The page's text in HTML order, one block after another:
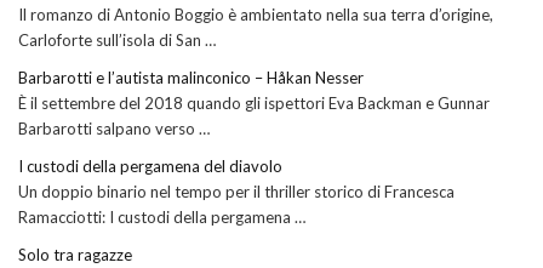
Il romanzo di Antonio Boggio è ambientato nella sua terra d’origine,
Carloforte sull’isola di San …
Barbarotti e l’autista malinconico – Håkan Nesser
È il settembre del 2018 quando gli ispettori Eva Backman e Gunnar
Barbarotti salpano verso …
I custodi della pergamena del diavolo
Un doppio binario nel tempo per il thriller storico di Francesca
Ramacciotti: I custodi della pergamena …
Solo tra ragazze